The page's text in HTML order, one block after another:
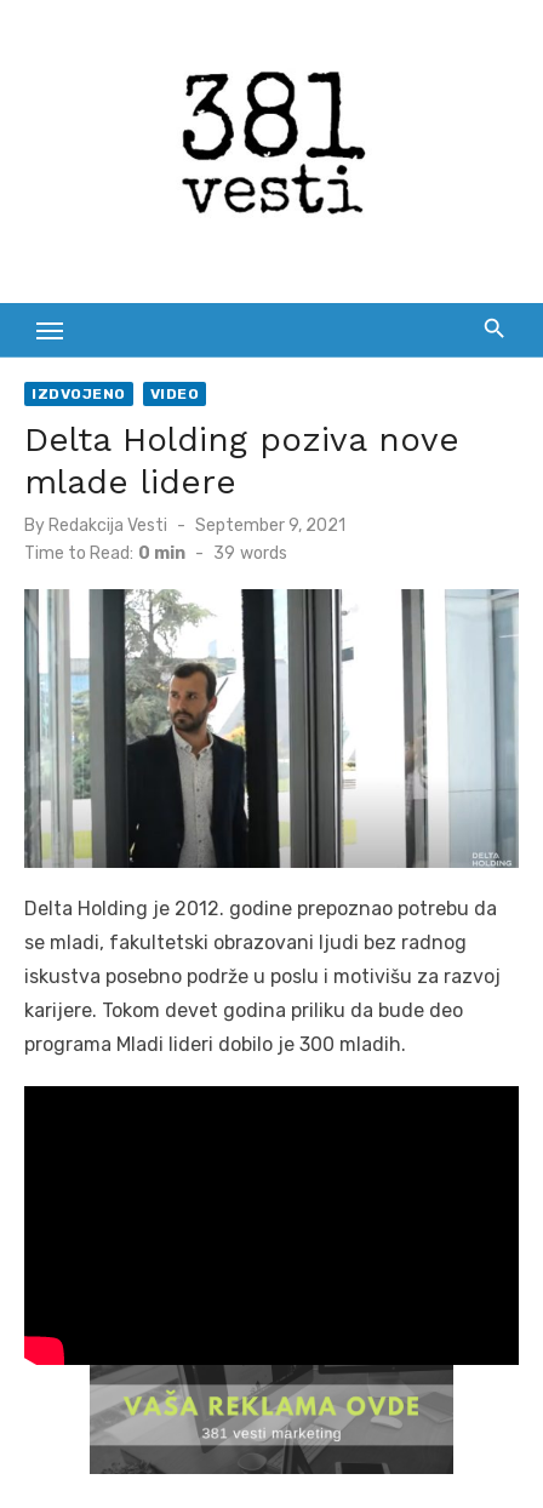
IZDVOJENO VIDEO
Delta Holding poziva nove
mlade lidere
By Redakcija Vesti
Posted
September 9, 2021
Time to Read: 0 min - 39 words
Delta Holding je 2012. godine prepoznao potrebu da
se mladi, fakultetski obrazovani ljudi bez radnog
iskustva posebno podrže u poslu i motivišu za razvoj
karijere. Tokom devet godina priliku da bude deo
programa Mladi lideri dobilo je 300 mladih.